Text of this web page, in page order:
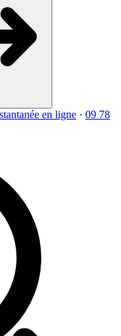
en ligne · 09 78